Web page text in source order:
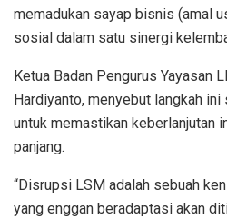
memadukan sayap bisnis (amal
sosial dalam satu sinergi
Ketua Badan Pengurus Yayasan
Hardiyanto, menyebut langkah
untuk memastikan keberlanjutan
panjang.
“Disrupsi LSM adalah sebuah
yang enggan beradaptasi akan